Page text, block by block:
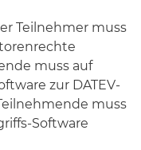
Teilnehmer muss
muss auf
zur DATEV-
muss
Software